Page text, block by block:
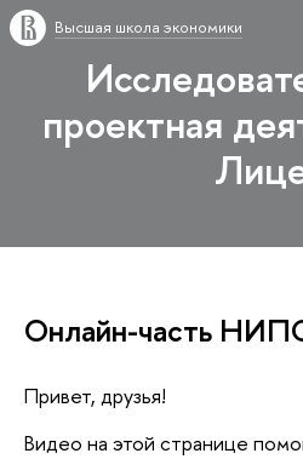
Высшая школа экономики
проектная
Онлайн-часть
Привет, друзья!
Видео на этой странице